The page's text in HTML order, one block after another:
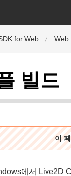
for Web Web
빌드
이
에서 Live2D